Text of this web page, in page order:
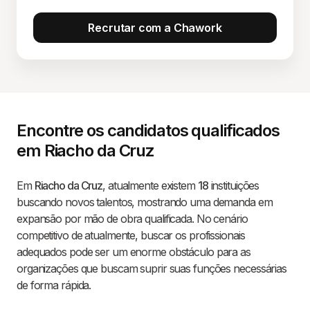
Recrutar com a Chawork
Encontre os candidatos qualificados
em Riacho da Cruz
Em Riacho da Cruz, atualmente existem 18instituições
buscando novos talentos, mostrando uma demanda em
expansão por mão de obra qualificada. No cenário
competitivo de atualmente, buscar os profissionais
adequados pode ser um enorme obstáculo para as
organizações que buscam suprir suas funções necessárias
de forma rápida.